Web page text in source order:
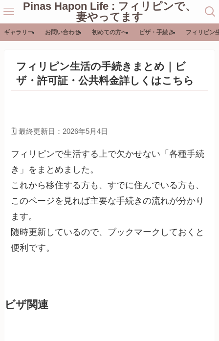
Pinas Hapon Life : フィリピンで、
妻やってます
ギャラリー お問い合わせ 初めての方へ ビザ・手続き フィリピン
フィリピン生活の手続きまとめ｜ビ
ザ・許可証・公共料金詳しくはこちら
🗓️ 最終更新日：2026年5月4日
フィリピンで生活する上で欠かせない「各種手続
き」をまとめました。
これから移住する方も、すでに住んでいる方も、
このページを見れば主要な手続きの流れが分かり
ます。
随時更新しているので、ブックマークしておくと
便利です。
ビザ関連